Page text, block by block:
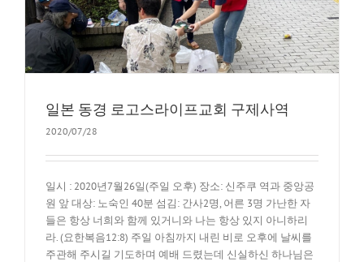
일본 동경 로고스라이프교회 구제사역
2020/07/28
일시 : 2020년7월26일(주일 오후) 장소: 신주쿠 역과 중앙공
원 앞 대상: 노숙인 40분 섬김: 간사2명, 어른 3명 가난한 자
들은 항상 너희와 함께 있거니와 나는 항상 있지 아니하리
라. (요한복음12:8) 주일 아침까지 내린 비로 오후에 날씨를
주관해 주시길 기도하며 예배 드렸는데 신실하신 하나님은